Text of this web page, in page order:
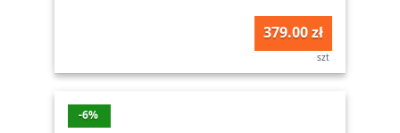
379.00 zł
szt
-6%